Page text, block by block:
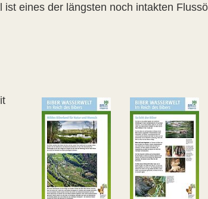
eines der längsten noch intakten